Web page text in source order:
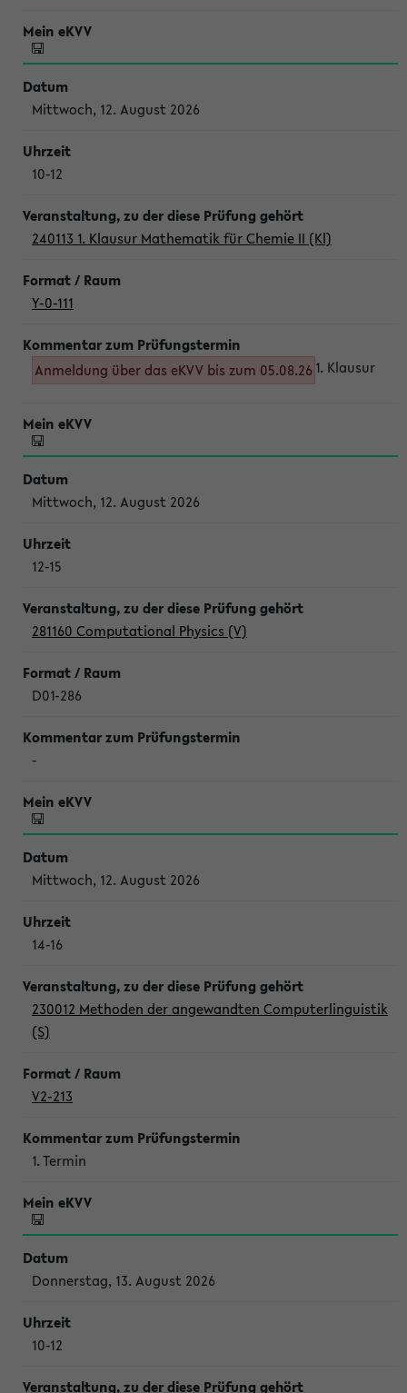
Mittwoch, 12. August 2026
10-12
240113 1. Klausur Mathematik für Chemie II (Kl)
Y-0-111
Anmeldung über das eKVV bis zum 05.08.26 1. Klausur
Mittwoch, 12. August 2026
12-15
281160 Computational Physics (V)
D01-286
-
Mittwoch, 12. August 2026
14-16
230012 Methoden der angewandten Computerlinguistik
(S)
V2-213
1. Termin
Donnerstag, 13. August 2026
10-12